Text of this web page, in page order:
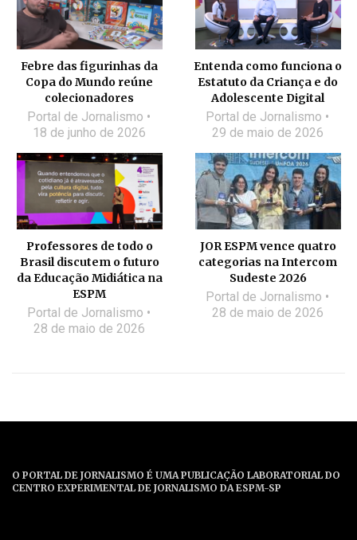
Febre das figurinhas da
Copa do Mundo reúne
colecionadores
Portal de Jornalismo
18 de junho de 2026
Entenda como funciona o
Estatuto da Criança e do
Adolescente Digital
Portal de Jornalismo
29 de maio de 2026
Professores de todo o
Brasil discutem o futuro
da Educação Midiática na
ESPM
Portal de Jornalismo
28 de maio de 2026
JOR ESPM vence quatro
categorias na Intercom
Sudeste 2026
Portal de Jornalismo
28 de maio de 2026
O PORTAL DE JORNALISMO É UMA PUBLICAÇÃO LABORATORIAL DO
CENTRO EXPERIMENTAL DE JORNALISMO DA ESPM-SP